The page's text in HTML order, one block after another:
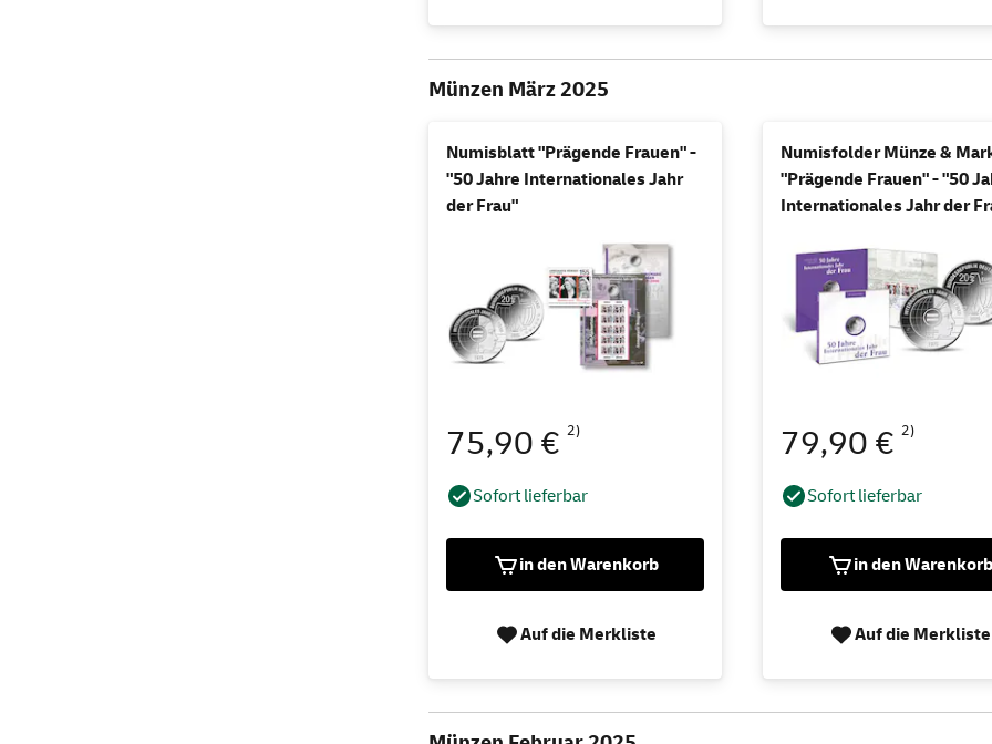
Münzen März 2025
Numisblatt "Prägende Frauen" -
"50 Jahre Internationales Jahr
der Frau"
75,90 € 2)
Sofort lieferbar
in den Warenkorb
Auf die Merkliste
Numisfolder Münze &
"Prägende Frauen" - "50
Internationales Jahr der
79,90 €2)
Sofort lieferbar
in den Warenkorb
Auf die Merkliste